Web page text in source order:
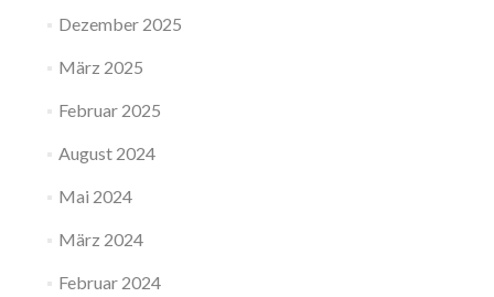
Dezember 2025
März 2025
Februar 2025
August 2024
Mai 2024
März 2024
Februar 2024